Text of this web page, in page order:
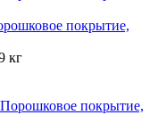
покрытие,
кг